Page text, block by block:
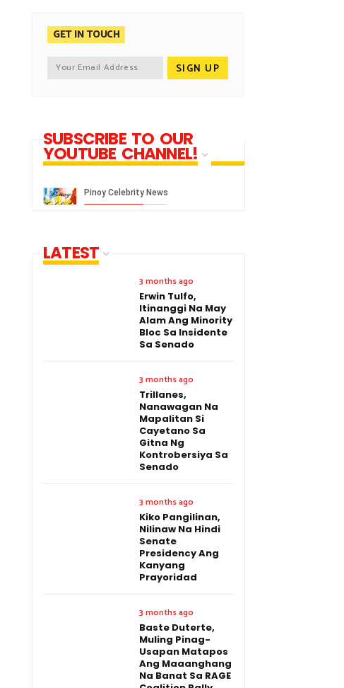
GET IN TOUCH
SUBSCRIBE TO OUR
YOUTUBE CHANNEL!
LATEST
3 months ago
Erwin Tulfo,
Itinanggi Na May
Alam Ang Minority
Bloc Sa Insidente
Sa Senado
3 months ago
Trillanes,
Nanawagan Na
Mapalitan Si
Cayetano Sa
Gitna Ng
Kontrobersiya Sa
Senado
3 months ago
Kiko Pangilinan,
Nilinaw Na Hindi
Senate
Presidency Ang
Kanyang
Prayoridad
3 months ago
Baste Duterte,
Muling Pinag-
Usapan Matapos
Ang Maaanghang
Na Banat Sa RAGE